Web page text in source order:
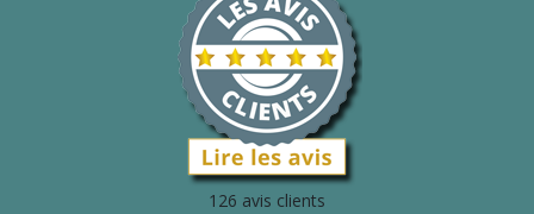
126 avis clients